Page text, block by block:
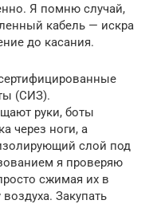
Я помню случай,
кабель — искра
до касания.
(СИЗ).
руки, боты
через ноги, а
слой под
я проверяю
сжимая их в
Закупать